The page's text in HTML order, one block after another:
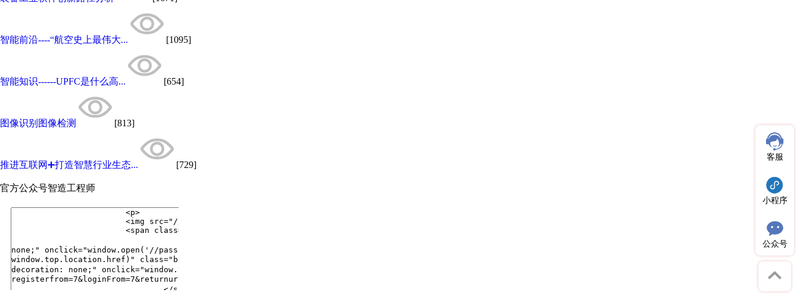
智能前沿----“航空史上最伟大... [1095]
智能知识------UPFC是什么高... [654]
图像识别图像检测 [813]
推进互联网➕打造智慧行业生态... [729]
官方公众号智造工程师
客服
小程序
公众号